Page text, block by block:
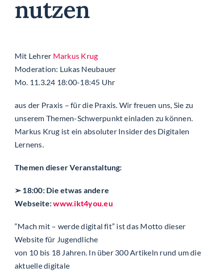
nutzen
Mit Lehrer Markus Krug
Moderation: Lukas Neubauer
Mo. 11.3.24 18:00-18:45 Uhr
aus der Praxis – für die Praxis. Wir freuen uns, Sie zu
unserem Themen-Schwerpunkt einladen zu können.
Markus Krug ist ein absoluter Insider des Digitalen
Lernens.
Themen dieser Veranstaltung:
➢ 18:00: Die etwas andere
Webseite:www.ikt4you.eu
“Mach mit – werde digital fit” ist das Motto dieser
Website für Jugendliche
von 10 bis 18 Jahren. In über 300 Artikeln rund um die
aktuelle digitale